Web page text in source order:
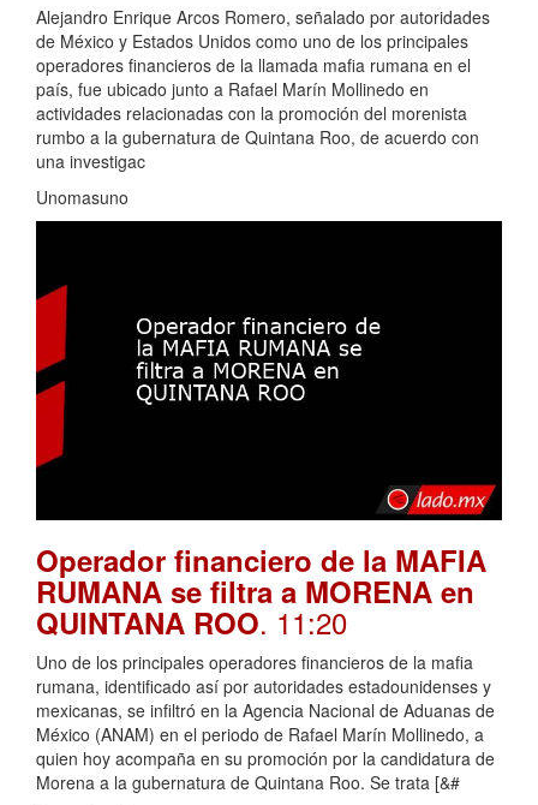
Alejandro Enrique Arcos Romero, señalado por autoridades
de México y Estados Unidos como uno de los principales
operadores financieros de la llamada mafia rumana en el
país, fue ubicado junto a Rafael Marín Mollinedo en
actividades relacionadas con la promoción del morenista
rumbo a la gubernatura de Quintana Roo, de acuerdo con
una investigac
Unomasuno
Operador financiero de la MAFIA
RUMANA se filtra a MORENA en
QUINTANA ROO. 11:20
Uno de los principales operadores financieros de la mafia
rumana, identificado así por autoridades estadounidenses y
mexicanas, se infiltró en la Agencia Nacional de Aduanas de
México (ANAM) en el periodo de Rafael Marín Mollinedo, a
quien hoy acompaña en su promoción por la candidatura de
Morena a la gubernatura de Quintana Roo. Se trata [&#